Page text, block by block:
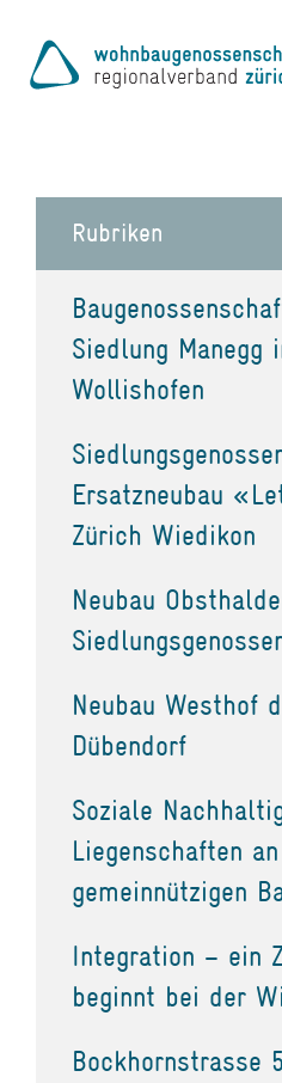
Rubriken
Siedlung Manegg
Wollishofen
Ersatzneubau
Zürich Wiedikon
Neubau
Neubau Westhof
Dübendorf
Soziale
Liegenschaften
gemeinnützigen
Integration – ein
beginnt bei der
Bockhornstrasse